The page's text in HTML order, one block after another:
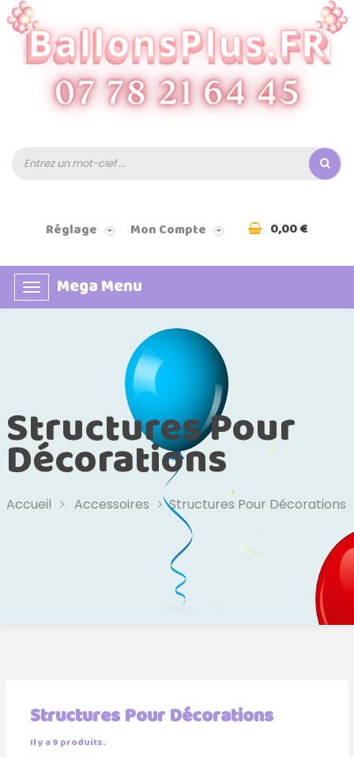
Réglage Mon Compte 0,00 €
Basculer
la
Mega Menu
Structures Pour
Décorations
Accueil Accessoires Structures Pour Décorations
Structures Pour Décorations
Il y a 9 produits.